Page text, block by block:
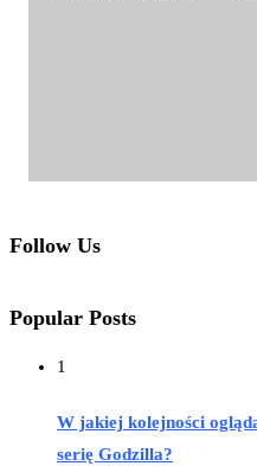
Follow Us
Popular Posts
1
W jakiej kolejności
serię Godzilla?